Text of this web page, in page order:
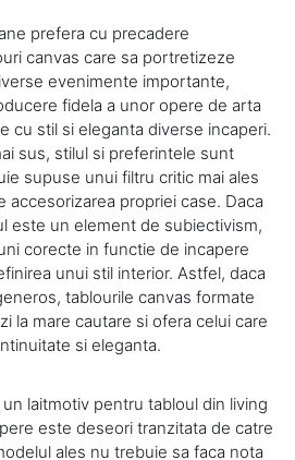
prefera cu precadere
canvas care sa portretizeze
evenimente importante,
fidela a unor opere de arta
cu stil si eleganta diverse incaperi.
sus, stilul si preferintele sunt
supuse unui filtru critic mai ales
accesorizarea propriei case. Daca
este un element de subiectivism,
corecte in functie de incapere
unui stil interior. Astfel, daca
tablourile canvas formate
la mare cautare si ofera celui care
si eleganta.
laitmotiv pentru tabloul din living
este deseori tranzitata de catre
ales nu trebuie sa faca nota